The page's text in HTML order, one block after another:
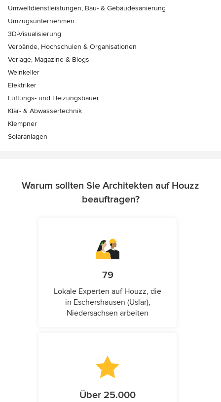
Umweltdienstleistungen, Bau- & Gebäudesanierung
Umzugsunternehmen
3D-Visualisierung
Verbände, Hochschulen & Organisationen
Verlage, Magazine & Blogs
Weinkeller
Elektriker
Lüftungs- und Heizungsbauer
Klär- & Abwassertechnik
Klempner
Solaranlagen
Warum sollten Sie Architekten auf Houzz
beauftragen?
79
Lokale Experten auf Houzz, die
in Eschershausen (Uslar),
Niedersachsen arbeiten
Über 25.000